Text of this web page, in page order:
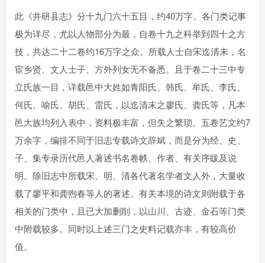
此《井研县志》分十九门六十五目，约40万字。各门类记事
极为详尽，尤以人物部分为最，自卷十九之科举到四十之方
技，共达二十二卷约16万字之众。所载人士自宋迄清末，名
宦乡贤、文人士子、方外列女无不备悉。且于卷二十三中专
立氏族一目，详载邑中大姓如青阳氏、韩氏、牟氏、李氏、
何氏、喻氏、胡氏、雷氏，以迄清末之廖氏、龚氏等，凡本
邑大族均列入表中，资料极丰富，但失之繁琐。五卷艺文约7
万余字，编排不同于旧志专载诗文辞斌，而是分为经、史、
子、集专录历代邑人著述书名卷帙、作者、有关序跋及说
明。除旧志中所载宋、明、清各代著名学者文人外，大量收
载了廖平和龚煦春等人的著述。有关本境的诗文则附载于各
相关的门类中，且已大加删削，以山川、古迹、金石等门类
中附载较多。同时以上述三门之史料记载亦丰，有较高价
值。